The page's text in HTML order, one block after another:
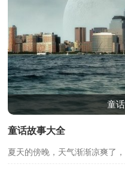
童
童话故事大全
夏天的傍晚，天气渐渐凉爽了